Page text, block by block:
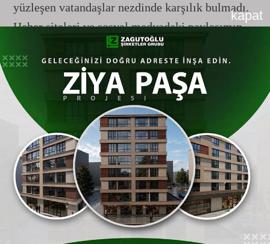
kapat
yüzleşen vatandaşlar nezdinde karşılık bulmadı.
Haber siteleri ve sosyal medyadaki paylaşımın
altına gelen yüzlerce yorum, kentteki altyapı,
çevre kirliliği, ulaşım ve hizmet adaletsizliğinin
ulaştığı boyutları bir kez daha gözler önüne serdi.
"Hamamyolu’nda Fareler Cirit Atıyor,
Ağaçları Kestiler"
Özgür Özel’in vizyon konuşması yaptığı
Hamamyolu, bizzat kenti yaşayan sakinler
tarafından dikey olarak eleştirildi. Vatandaşlar,
yapılan yenileme çalışmalarının ardından kentin
yeşil dokusunun katledildiğini belirterek şu